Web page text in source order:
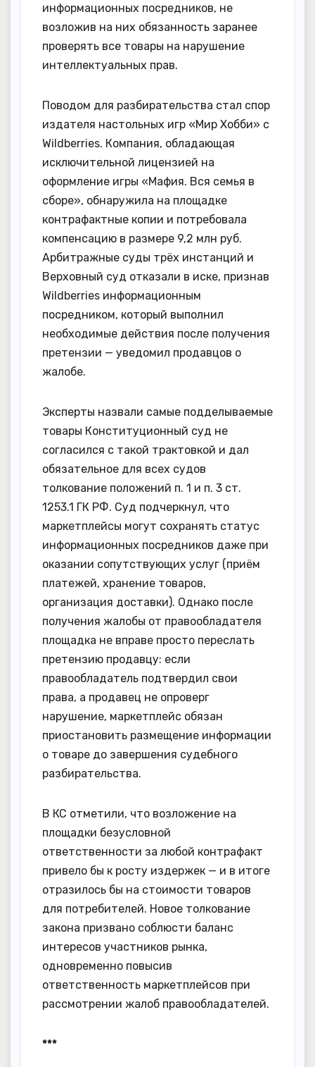
информационных посредников, не
возложив на них обязанность заранее
проверять все товары на нарушение
интеллектуальных прав.
Поводом для разбирательства стал спор
издателя настольных игр «Мир Хобби» с
Wildberries. Компания, обладающая
исключительной лицензией на
оформление игры «Мафия. Вся семья в
сборе», обнаружила на площадке
контрафактные копии и потребовала
компенсацию в размере 9,2 млн руб.
Арбитражные суды трёх инстанций и
Верховный суд отказали в иске, признав
Wildberries информационным
посредником, который выполнил
необходимые действия после получения
претензии — уведомил продавцов о
жалобе.
Эксперты назвали самые подделываемые
товары Конституционный суд не
согласился с такой трактовкой и дал
обязательное для всех судов
толкование положений п. 1 и п. 3 ст.
1253.1 ГК РФ. Суд подчеркнул, что
маркетплейсы могут сохранять статус
информационных посредников даже при
оказании сопутствующих услуг (приём
платежей, хранение товаров,
организация доставки). Однако после
получения жалобы от правообладателя
площадка не вправе просто переслать
претензию продавцу: если
правообладатель подтвердил свои
права, а продавец не опроверг
нарушение, маркетплейс обязан
приостановить размещение информации
о товаре до завершения судебного
разбирательства.
В КС отметили, что возложение на
площадки безусловной
ответственности за любой контрафакт
привело бы к росту издержек — и в итоге
отразилось бы на стоимости товаров
для потребителей. Новое толкование
закона призвано соблюсти баланс
интересов участников рынка,
одновременно повысив
ответственность маркетплейсов при
рассмотрении жалоб правообладателей.
***